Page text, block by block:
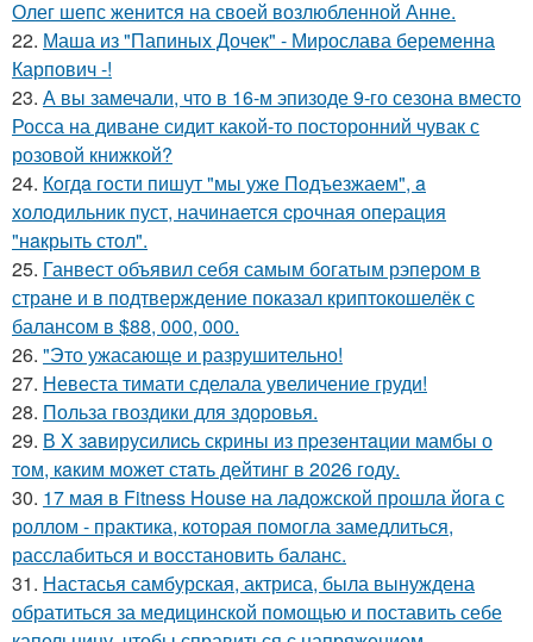
Олег шепс женится на своей возлюбленной Анне.
22. Маша из "Папиных Дочек" - Мирослава беременна
Карпович -!
23. А вы замечали, что в 16-м эпизоде 9-го сезона вместо
Росса на диване сидит какой-то посторонний чувак с
розовой книжкой?
24. Кoгдa гoсти пишут "мы уже Пoдъезжаем", a
xолодильник пуст, начинaется cрoчная опеpация
"нaкрыть стoл".
25. Ганвест объявил себя самым богатым рэпером в
стране и в подтверждение показал криптокошелёк с
балансом в $88, 000, 000.
26. "Это ужасающе и разрушительно!
27. Невеста тимати сделала увеличение груди!
28. Польза гвоздики для здоровья.
29. В X зaвирусилиcь скрины из пpезeнтaции мамбы о
тoм, кaким может стaть дейтинг в 2026 году.
30. 17 мая в Fitness House на ладожской прошла йога с
роллом - практика, которая помогла замедлиться,
расслабиться и восстановить баланс.
31. Настасья самбурская, актриса, была вынуждена
обратиться за медицинской помощью и поставить себе